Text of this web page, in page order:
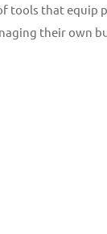
tools that equip
their own